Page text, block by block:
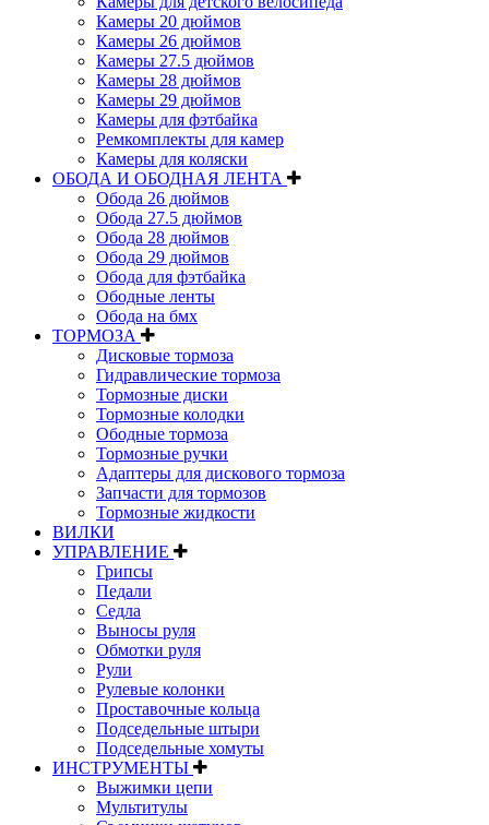
Камеры 20 дюймов
Камеры 26 дюймов
Камеры 27.5 дюймов
Камеры 28 дюймов
Камеры 29 дюймов
Камеры для фэтбайка
Ремкомплекты для камер
Камеры для коляски
ОБОДА И ОБОДНАЯ ЛЕНТА
Обода 26 дюймов
Обода 27.5 дюймов
Обода 28 дюймов
Обода 29 дюймов
Обода для фэтбайка
Ободные ленты
Обода на бмх
ТОРМОЗА
Дисковые тормоза
Гидравлические тормоза
Тормозные диски
Тормозные колодки
Ободные тормоза
Тормозные ручки
Адаптеры для дискового тормоза
Запчасти для тормозов
Тормозные жидкости
ВИЛКИ
УПРАВЛЕНИЕ
Грипсы
Педали
Седла
Выносы руля
Обмотки руля
Рули
Рулевые колонки
Проставочные кольца
Подседельные штыри
Подседельные хомуты
ИНСТРУМЕНТЫ
Выжимки цепи
Мультитулы